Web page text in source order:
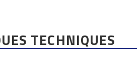
TECHNIQUES